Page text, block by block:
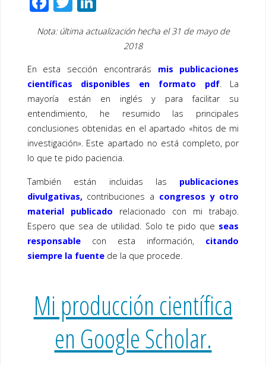
ac
e
o
o
k
tt
er
k
dI
n
Nota: última actualización hecha el 31 de mayo de
2018
En esta sección encontrarás mis publicaciones
científicas disponibles en formato pdf. La
mayoría están en inglés y para facilitar su
entendimiento, he resumido las principales
conclusiones obtenidas en el apartado «hitos de mi
investigación». Este apartado no está completo, por
lo que te pido paciencia.
También están incluidas las publicaciones
divulgativas,contribuciones a congresos y otro
material publicado relacionado con mi trabajo.
Espero que sea de utilidad. Solo te pido que seas
responsablecon esta información, citando
siempre la fuente de la que procede.
Mi producción científica
en Google Scholar.